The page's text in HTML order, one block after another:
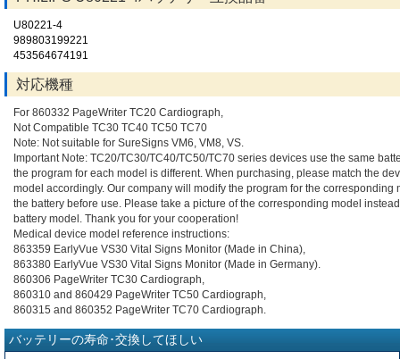
U80221-4
989803199221
453564674191
対応機種
For 860332 PageWriter TC20 Cardiograph,
Not Compatible TC30 TC40 TC50 TC70
Note: Not suitable for SureSigns VM6, VM8, VS.
Important Note: TC20/TC30/TC40/TC50/TC70 series devices use the same
the program for each model is different. When purchasing, please match the
model accordingly. Our company will modify the program for the corresponding
the battery before use. Please take a picture of the corresponding model
battery model. Thank you for your cooperation!
Medical device model reference instructions:
863359 EarlyVue VS30 Vital Signs Monitor (Made in China),
863380 EarlyVue VS30 Vital Signs Monitor (Made in Germany).
860306 PageWriter TC30 Cardiograph,
860310 and 860429 PageWriter TC50 Cardiograph,
860315 and 860352 PageWriter TC70 Cardiograph.
バッテリーの寿命･交換してほしい